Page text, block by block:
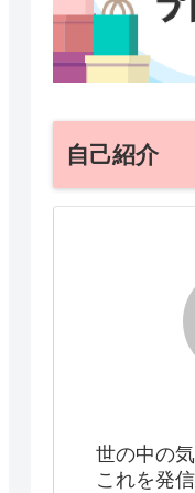
自己紹介
世の中の
これを発